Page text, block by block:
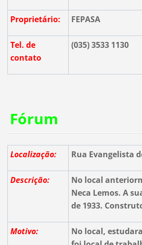
Proprietário: FEPASA
Tel. de
contato
(035) 3533 1130
Fórum
Localização: Rua Evangelista
Descrição:
No local
Neca Lemos. A
de 1933.
Motivo:
No local,